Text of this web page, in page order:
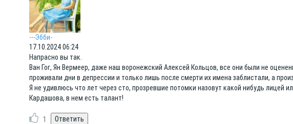
---Эбби-
17.10.2024 06:24
Напрасно вы так.
Ван Гог, Ян Вермеер, даже наш воронежский Алексей Кольцов, все они были не
проживали дни в депрессии и только лишь после смерти их имена заблистали, а
Я не удивлюсь что лет через сто, прозревшие потомки назовут какой нибудь лицей
Кардашова, в нем есть талант!
1